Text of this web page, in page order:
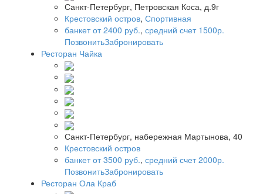
Санкт-Петербург, Петровская Коса, д.9г
Крестовский остров, Спортивная
банкет от 2400 руб., средний счет 1500р.
ПозвонитьЗабронировать
Ресторан Чайка
Санкт-Петербург, набережная Мартынова, 40
Крестовский остров
банкет от 3500 руб., средний счет 2000р.
ПозвонитьЗабронировать
Ресторан Ола Краб